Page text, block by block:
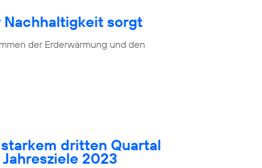
sorgt
der Erderwärmung und den
dritten Quartal
2023